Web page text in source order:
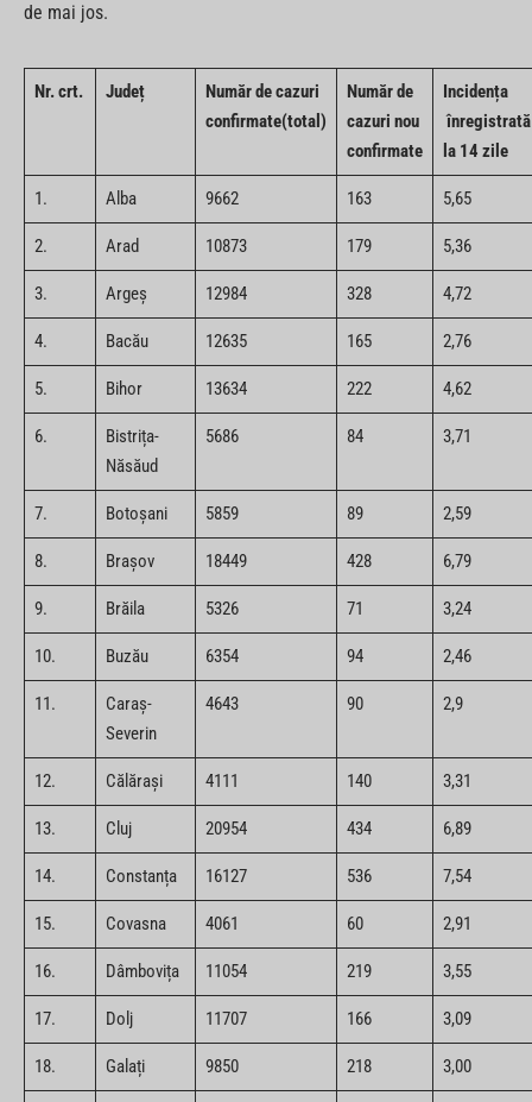
de mai jos.
Nr. crt. Județ
Număr de cazuri
confirmate(total)
Număr de
cazuri nou
confirmate
Incidența
înregistrată
la 14 zile
1. Alba 9662 163 5,65
2. Arad 10873 179 5,36
3. Argeș 12984 328 4,72
4. Bacău 12635 165 2,76
5. Bihor 13634 222 4,62
6.
Bistrița-
Năsăud
5686 84 3,71
7. Botoșani 5859 89 2,59
8. Brașov 18449 428 6,79
9. Brăila 5326 71 3,24
10. Buzău 6354 94 2,46
11.
Caraș-
Severin
4643 90 2,9
12. Călărași 4111 140 3,31
13. Cluj 20954 434 6,89
14. Constanța 16127 536 7,54
15. Covasna 4061 60 2,91
16. Dâmbovița 11054 219 3,55
17. Dolj 11707 166 3,09
18. Galați 9850 218 3,00